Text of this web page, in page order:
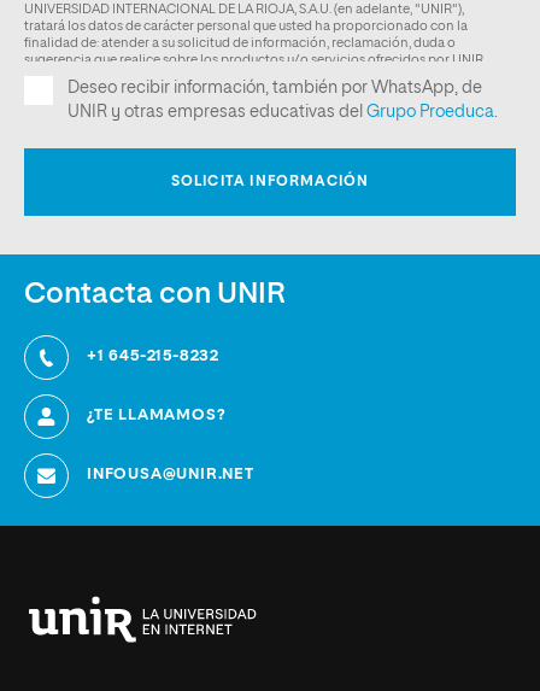
Contacta con UNIR
+1 645-215-8232
¿TE LLAMAMOS?
INFOUSA@UNIR.NET